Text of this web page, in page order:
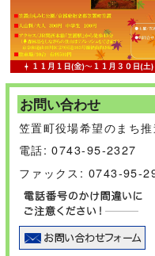
お問い合わせ
笠置町役場希望のまち推
電話: 0743-95-2327
ファックス: 0743-95-